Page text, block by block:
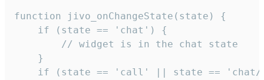
function jivo_onChangeState(state) {
    if (state == 'chat') {
        // widget is in the chat state
    }
if (state == 'call' || state ==